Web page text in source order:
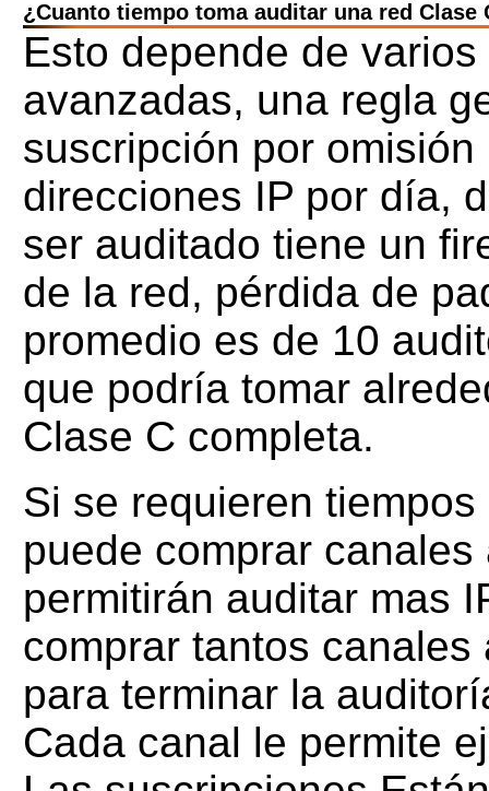
¿Cuanto tiempo toma auditar una red Clase
Esto depende de
avanzadas, una regla
suscripción por
direcciones IP por día,
ser auditado tiene un
de la red, pérdida de
promedio es de 10
que podría tomar
Clase C completa.
Si se requieren
puede comprar
permitirán auditar mas
comprar tantos
para terminar la
Cada canal le permite